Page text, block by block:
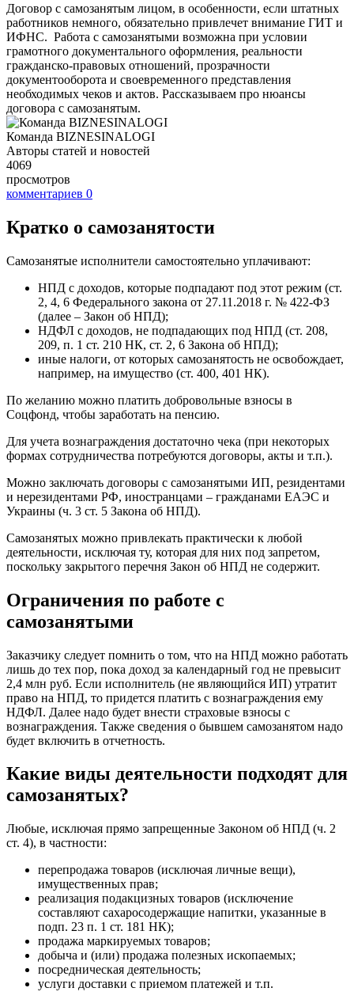
Договор с самозанятым лицом, в особенности, если штатных
работников немного, обязательно привлечет внимание ГИТ и
ИФНС. Работа с самозанятыми возможна при условии
грамотного документального оформления, реальности
гражданско-правовых отношений, прозрачности
документооборота и своевременного представления
необходимых чеков и актов. Рассказываем про нюансы
договора с самозанятым.
Команда BIZNESINALOGI
Авторы статей и новостей
4069
просмотров
комментариев 0
Кратко о самозанятости
Самозанятые исполнители самостоятельно уплачивают:
НПД с доходов, которые подпадают под этот режим (ст.
2, 4, 6 Федерального закона от 27.11.2018 г. № 422-ФЗ
(далее – Закон об НПД);
НДФЛ с доходов, не подпадающих под НПД (ст. 208,
209, п. 1 ст. 210 НК, ст. 2, 6 Закона об НПД);
иные налоги, от которых самозанятость не освобождает,
например, на имущество (ст. 400, 401 НК).
По желанию можно платить добровольные взносы в
Соцфонд, чтобы заработать на пенсию.
Для учета вознаграждения достаточно чека (при некоторых
формах сотрудничества потребуются договоры, акты и т.п.).
Можно заключать договоры с самозанятыми ИП, резидентами
и нерезидентами РФ, иностранцами – гражданами ЕАЭС и
Украины (ч. 3 ст. 5 Закона об НПД).
Самозанятых можно привлекать практически к любой
деятельности, исключая ту, которая для них под запретом,
поскольку закрытого перечня Закон об НПД не содержит.
Ограничения по работе с
самозанятыми
Заказчику следует помнить о том, что на НПД можно работать
лишь до тех пор, пока доход за календарный год не превысит
2,4 млн руб. Если исполнитель (не являющийся ИП) утратит
право на НПД, то придется платить с вознаграждения ему
НДФЛ. Далее надо будет внести страховые взносы с
вознаграждения. Также сведения о бывшем самозанятом надо
будет включить в отчетность.
Какие виды деятельности подходят для
самозанятых?
Любые, исключая прямо запрещенные Законом об НПД (ч. 2
ст. 4), в частности:
перепродажа товаров (исключая личные вещи),
имущественных прав;
реализация подакцизных товаров (исключение
составляют сахаросодержащие напитки, указанные в
подп. 23 п. 1 ст. 181 НК);
продажа маркируемых товаров;
добыча и (или) продажа полезных ископаемых;
посредническая деятельность;
услуги доставки с приемом платежей и т.п.